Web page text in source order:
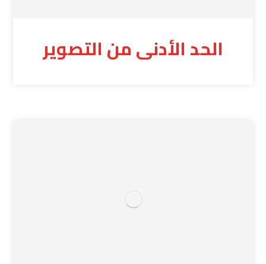
الحد الأدنى من التصوير